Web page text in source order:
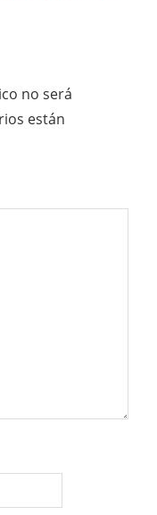
no será
están